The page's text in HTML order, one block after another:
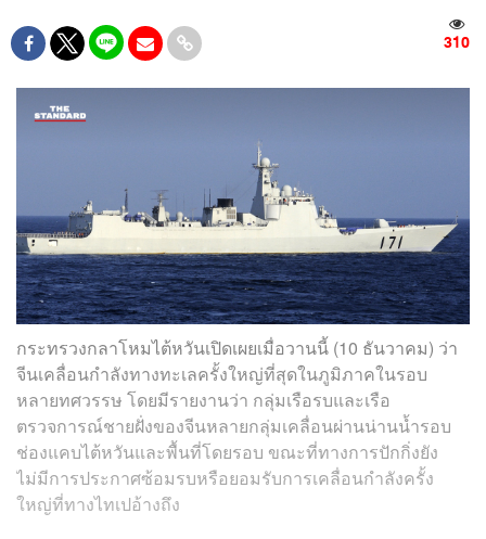
310
กระทรวงกลาโหมไต้หวันเปิดเผยเมื่อวานนี้ (10 ธันวาคม) ว่า
จีนเคลื่อนกำลังทางทะเลครั้งใหญ่ที่สุดในภูมิภาคในรอบ
หลายทศวรรษ โดยมีรายงานว่า กลุ่มเรือรบและเรือ
ตรวจการณ์ชายฝั่งของจีนหลายกลุ่มเคลื่อนผ่านน่านน้ำรอบ
ช่องแคบไต้หวันและพื้นที่โดยรอบ ขณะที่ทางการปักกิ่งยัง
ไม่มีการประกาศซ้อมรบหรือยอมรับการเคลื่อนกำลังครั้ง
ใหญ่ที่ทางไทเปอ้างถึง